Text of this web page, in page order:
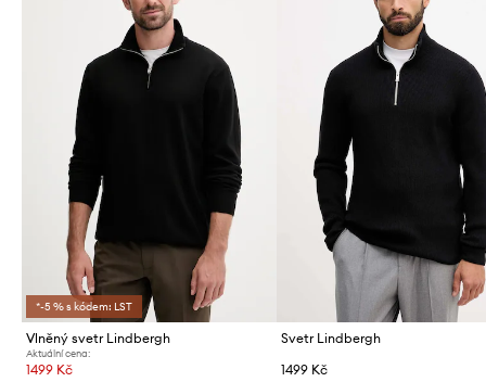
*-5 % s kódem: LST
Vlněný svetr Lindbergh
Aktuální cena:
1499 Kč
Svetr Lindbergh
1499 Kč